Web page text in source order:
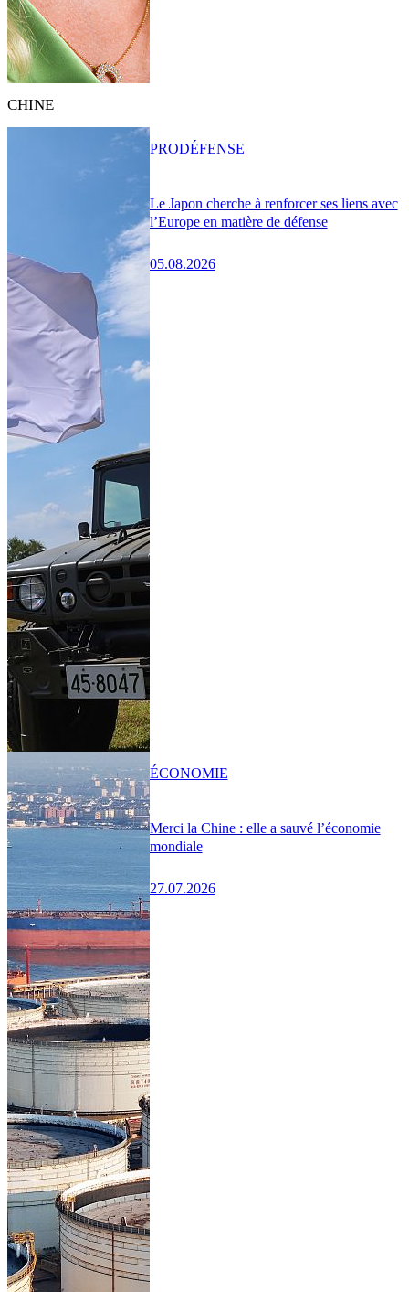
CHINE
Le Japon cherche à renforcer ses liens avec
l’Europe en matière de défense
05.08.2026
PRODÉFENSE
Merci la Chine : elle a sauvé l’économie
mondiale
27.07.2026
ÉCONOMIE